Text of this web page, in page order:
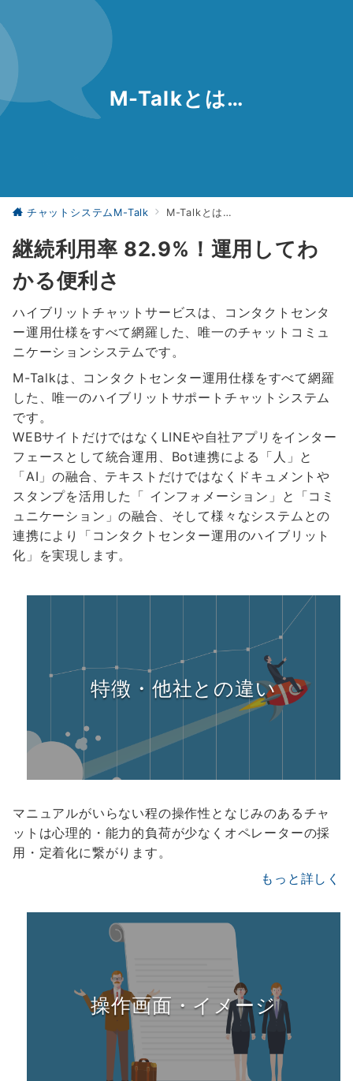
M-Talkとは…
チャットシステムM-Talk M-Talkとは…
継続利用率 82.9%！運用してわ
かる便利さ
ハイブリットチャットサービスは、コンタクトセンタ
ー運用仕様をすべて網羅した、唯一のチャットコミュ
ニケーションシステムです。
M-Talkは、コンタクトセンター運用仕様をすべて網羅
した、唯一のハイブリットサポートチャットシステム
です。
WEBサイトだけではなくLINEや自社アプリをインター
フェースとして統合運用、Bot連携による「人」と
「AI」の融合、テキストだけではなくドキュメントや
スタンプを活用した「 インフォメーション」と「コミ
ュニケーション」の融合、そして様々なシステムとの
連携により「コンタクトセンター運用のハイブリット
化」を実現します。
特徴・他社との違い
マニュアルがいらない程の操作性となじみのあるチャ
ットは心理的・能力的負荷が少なくオペレーターの採
用・定着化に繋がります。
もっと詳しく
操作画面・イメージ